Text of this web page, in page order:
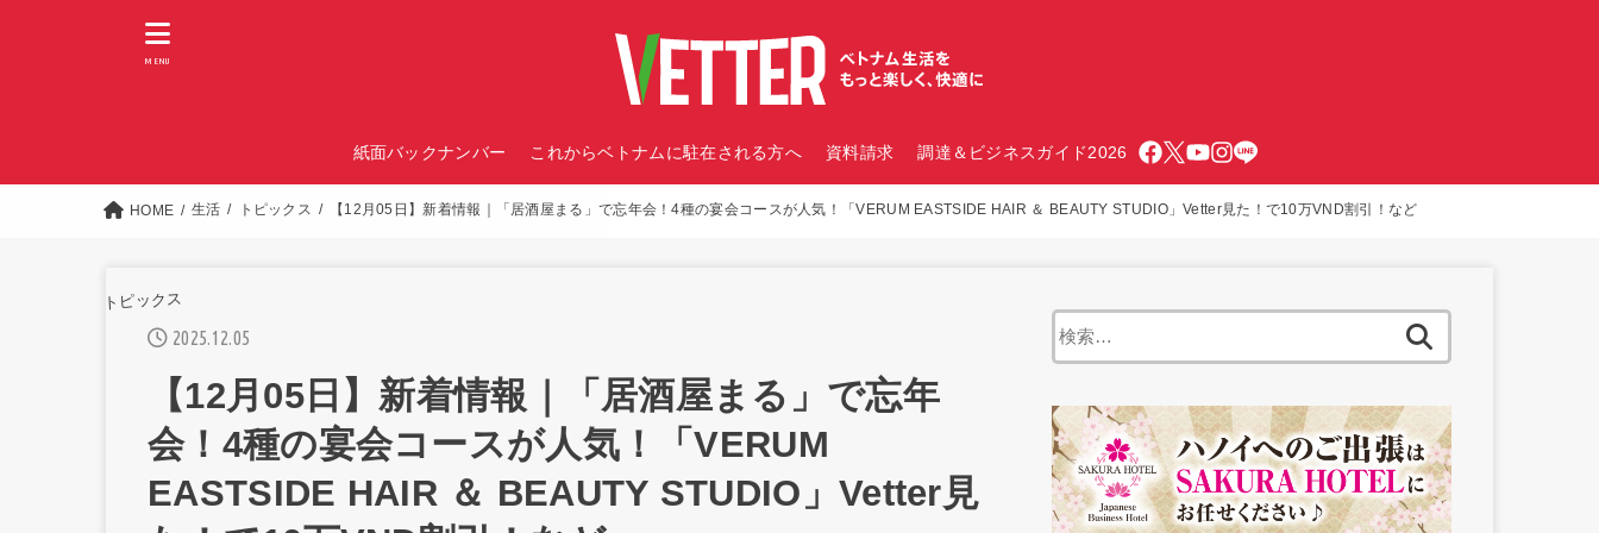
紙面バックナンバー これからベトナムに駐在される方へ 資料請求 調達＆ビジネスガイド2026
MENU
HOME 生活 トピックス 【12月05日】新着情報｜「居酒屋まる」で忘年会！4種の宴会コースが人気！「VERUM EASTSIDE HAIR ＆ BEAUTY STUDIO」Vetter見た！で10万VND割引！など
トピックス
2025.12.05
【12月05日】新着情報｜「居酒屋まる」で忘年
会！4種の宴会コースが人気！「VERUM
EASTSIDE HAIR ＆ BEAUTY STUDIO」Vetter見